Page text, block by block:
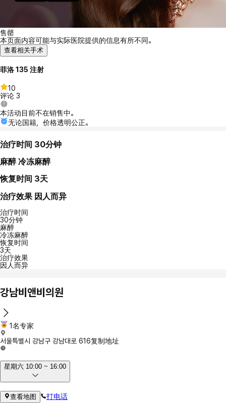
售罄
本页面内容可能与实际医院提供的信息有所不同。
查看相关手术
菲洛 135 注射
10
评论 3
本活动目前不在销售中。
无论国籍，价格透明公正。
治疗时间 30分钟
麻醉 冷冻麻醉
恢复时间 3天
治疗效果 因人而异
治疗时间
30分钟
麻醉
冷冻麻醉
恢复时间
3天
治疗效果
因人而异
강남비앤비의원
1名专家
서울특별시 강남구 강남대로 616复制地址
星期六 10:00 ~ 16:00
查看地图 打电话